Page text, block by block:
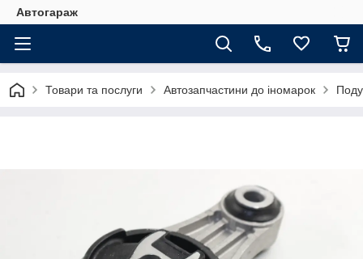
Автогараж
Товари та послуги Автозапчастини до іномарок